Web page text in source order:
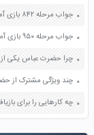
جواب مرحله ۸۴۲ بازی آمیرزا 842 هشتصد و چهل و دو پاسخ
جواب مرحله ۹۵۰ بازی آمیرزا 950 نهصد و پنجاه پاسخ
چه کارهایی را برای